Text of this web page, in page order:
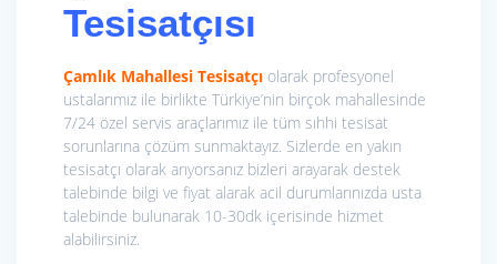
Tesisatçısı
Çamlık Mahallesi Tesisatçı olarak profesyonel
ustalarımız ile birlikte Türkiye’nin birçok mahallesinde
7/24 özel servis araçlarımız ile tüm sıhhi tesisat
sorunlarına çözüm sunmaktayız. Sizlerde en yakın
tesisatçı olarak arıyorsanız bizleri arayarak destek
talebinde bilgi ve fiyat alarak acil durumlarınızda usta
talebinde bulunarak 10-30dk içerisinde hizmet
alabilirsiniz.